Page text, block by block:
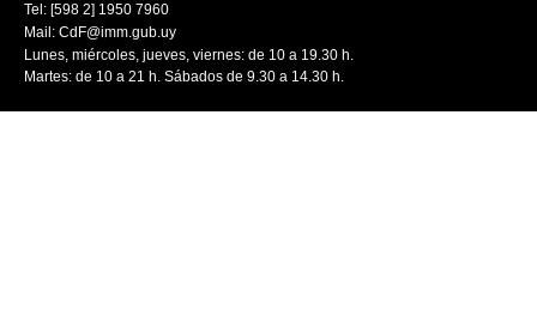
Tel: [598 2] 1950 7960
Mail: CdF@imm.gub.uy
Lunes, miércoles, jueves, viernes: de 10 a 19.30 h.
Martes: de 10 a 21 h. Sábados de 9.30 a 14.30 h.